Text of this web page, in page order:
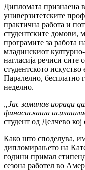
Дипломата признаена
универзитетските
практична работа и
студентските домови,
програмите за работа
младинскиот
нагласија речиси сите
студентското
Паралелно, бесплатно
неделно.
„Јас заминав поради
финасиската
студент од Делчево
Како што споделува,
дипломирањето на
години примал
сезона работел во